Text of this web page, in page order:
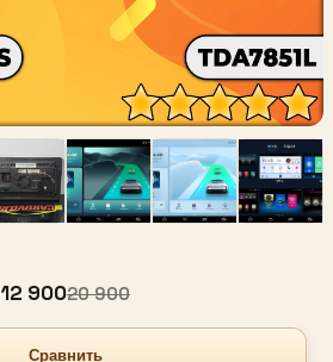
12 90020 900
Сравнить